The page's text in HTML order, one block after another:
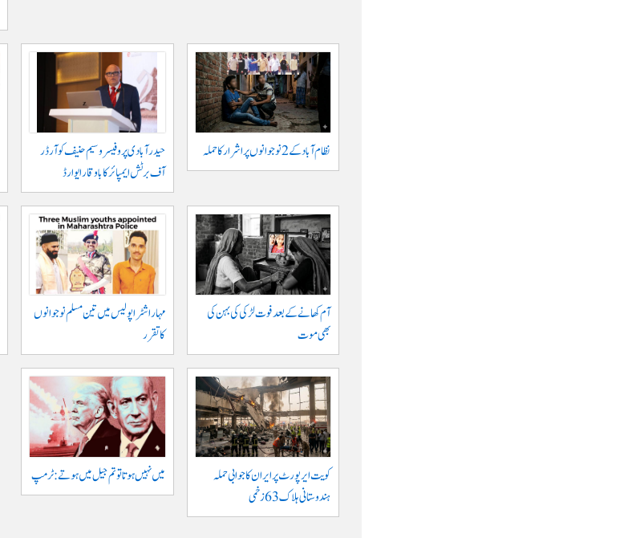
نظام آباد کے 2 نوجوانوں پر اشرار کا حملہ
حیدر آبادی پر و فیسر وسیم حنیف کو آرڈر
آف برٹش ایمپائر کا باوقار ایوارڈ
آم کھانے کے بعد فوت لڑکی کی بہن کی
بھی موت
مہاراشٹرا پولیس میں تین مسلم نو جوانوں
کا تقرر
کویت ایر پورٹ پر ایران کا جوابی حملہ
ہندوستانی ہلاک 63 زخمی
میں نہیں ہوتا تو تم جیل میں ہوتے : ٹرمپ